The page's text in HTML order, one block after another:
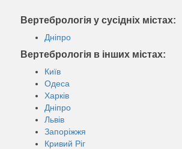
Вертебрологія у сусідніх містах:
Дніпро
Вертебрологія в інших містах:
Київ
Одеса
Харків
Дніпро
Львів
Запоріжжя
Кривий Ріг